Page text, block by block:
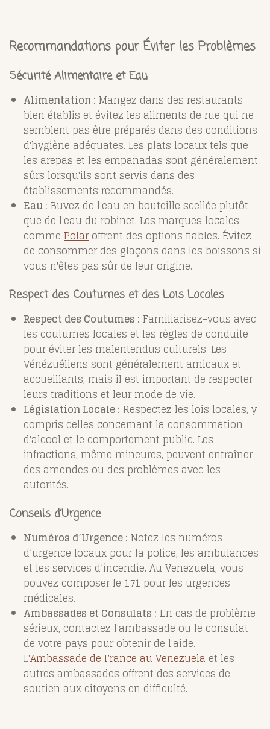
Recommandations pour Éviter les Problèmes
Sécurité Alimentaire et Eau
Alimentation : Mangez dans des restaurants
bien établis et évitez les aliments de rue qui ne
semblent pas être préparés dans des conditions
d'hygiène adéquates. Les plats locaux tels que
les arepas et les empanadas sont généralement
sûrs lorsqu'ils sont servis dans des
établissements recommandés.
Eau : Buvez de l'eau en bouteille scellée plutôt
que de l'eau du robinet. Les marques locales
comme Polaroffrent des options fiables. Évitez
de consommer des glaçons dans les boissons si
vous n'êtes pas sûr de leur origine.
Respect des Coutumes et des Lois Locales
Respect des Coutumes : Familiarisez-vous avec
les coutumes locales et les règles de conduite
pour éviter les malentendus culturels. Les
Vénézuéliens sont généralement amicaux et
accueillants, mais il est important de respecter
leurs traditions et leur mode de vie.
Législation Locale : Respectez les lois locales, y
compris celles concernant la consommation
d'alcool et le comportement public. Les
infractions, même mineures, peuvent entraîner
des amendes ou des problèmes avec les
autorités.
Conseils d’Urgence
Numéros d’Urgence : Notez les numéros
d’urgence locaux pour la police, les ambulances
et les services d’incendie. Au Venezuela, vous
pouvez composer le 171 pour les urgences
médicales.
Ambassades et Consulats : En cas de problème
sérieux, contactez l'ambassade ou le consulat
de votre pays pour obtenir de l'aide.
L'Ambassade de France au Venezuela et les
autres ambassades offrent des services de
soutien aux citoyens en difficulté.